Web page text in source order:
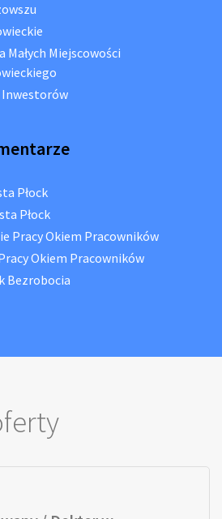
Małych Miejscowości
Inwestorów
Płock
Płock
Pracy Okiem Pracowników
Okiem Pracowników
Bezrobocia